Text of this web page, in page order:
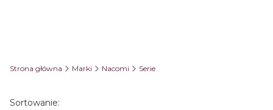
Strona główna Marki Nacomi Serie
Lista produktów
Sortowanie: